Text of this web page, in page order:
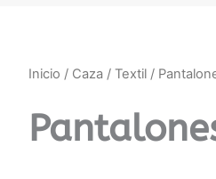
Inicio / Caza / Textil /